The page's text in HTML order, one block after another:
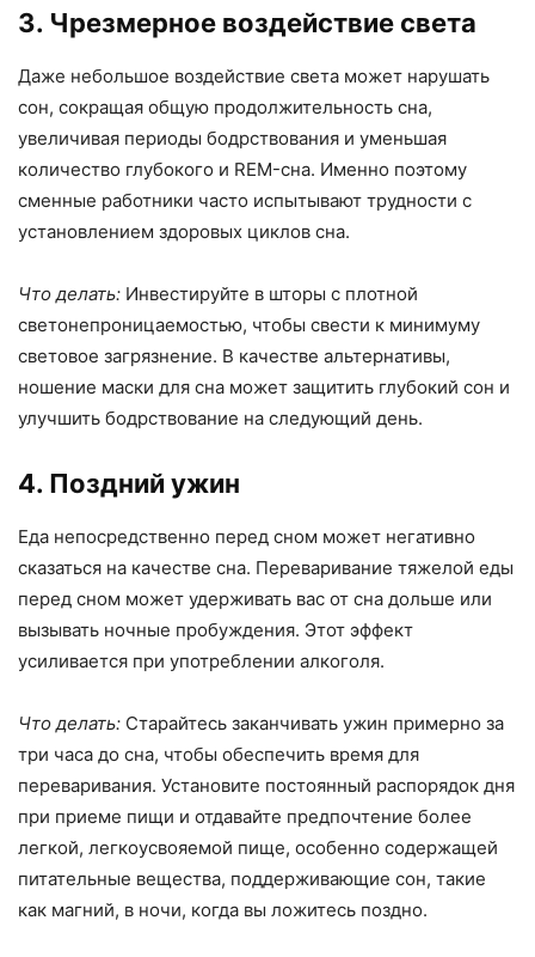
3. Чрезмерное воздействие света
Даже небольшое воздействие света может нарушать
сон, сокращая общую продолжительность сна,
увеличивая периоды бодрствования и уменьшая
количество глубокого и REM-сна. Именно поэтому
сменные работники часто испытывают трудности с
установлением здоровых циклов сна.
Что делать: Инвестируйте в шторы с плотной
светонепроницаемостью, чтобы свести к минимуму
световое загрязнение. В качестве альтернативы,
ношение маски для сна может защитить глубокий сон и
улучшить бодрствование на следующий день.
4. Поздний ужин
Еда непосредственно перед сном может негативно
сказаться на качестве сна. Переваривание тяжелой еды
перед сном может удерживать вас от сна дольше или
вызывать ночные пробуждения. Этот эффект
усиливается при употреблении алкоголя.
Что делать: Старайтесь заканчивать ужин примерно за
три часа до сна, чтобы обеспечить время для
переваривания. Установите постоянный распорядок дня
при приеме пищи и отдавайте предпочтение более
легкой, легкоусвояемой пище, особенно содержащей
питательные вещества, поддерживающие сон, такие
как магний, в ночи, когда вы ложитесь поздно.